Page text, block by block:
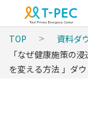
TOP
資料ダ
「なぜ健康施策の
を変える方法 」ダ